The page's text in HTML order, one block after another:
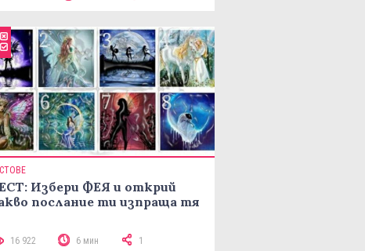
Избери ФЕЯ и открий
послание ти изпраща тя
16 922 6 мин 1